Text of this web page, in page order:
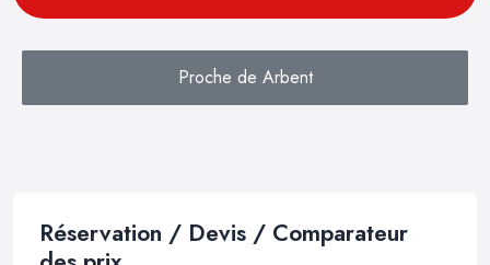
Proche de Arbent
Réservation / Devis / Comparateur